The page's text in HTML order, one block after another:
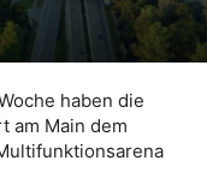
haben die
am Main dem